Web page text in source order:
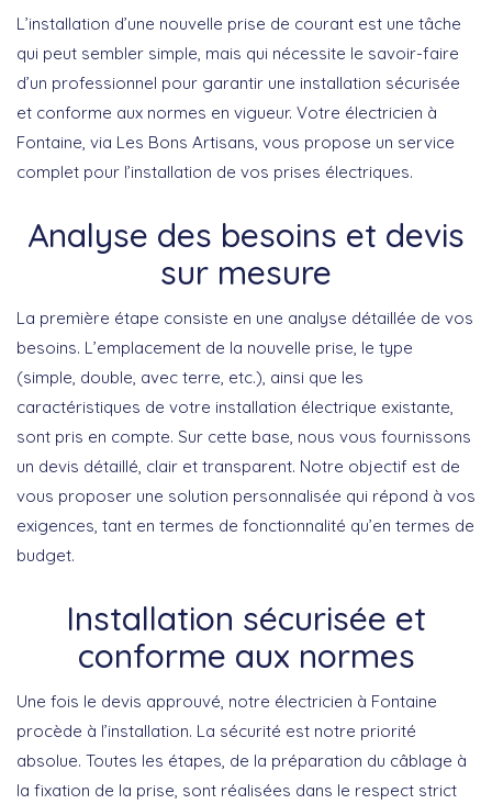
L’installation d’une nouvelle prise de courant est une tâche
qui peut sembler simple, mais qui nécessite le savoir-faire
d’un professionnel pour garantir une installation sécurisée
et conforme aux normes en vigueur. Votre électricien à
Fontaine, via Les Bons Artisans, vous propose un service
complet pour l’installation de vos prises électriques.
Analyse des besoins et devis
sur mesure
La première étape consiste en une analyse détaillée de vos
besoins. L’emplacement de la nouvelle prise, le type
(simple, double, avec terre, etc.), ainsi que les
caractéristiques de votre installation électrique existante,
sont pris en compte. Sur cette base, nous vous fournissons
un devis détaillé, clair et transparent. Notre objectif est de
vous proposer une solution personnalisée qui répond à vos
exigences, tant en termes de fonctionnalité qu’en termes de
budget.
Installation sécurisée et
conforme aux normes
Une fois le devis approuvé, notre électricien à Fontaine
procède à l’installation. La sécurité est notre priorité
absolue. Toutes les étapes, de la préparation du câblage à
la fixation de la prise, sont réalisées dans le respect strict